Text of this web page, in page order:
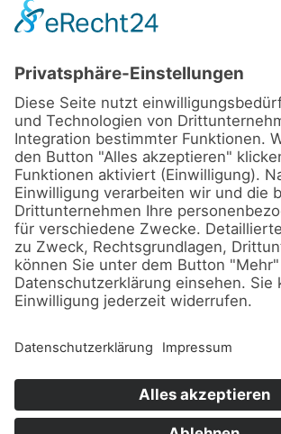
Bad Harzburg
für den guten Zweck
Astera (8) Ayrton (7) Firmen-Event
Full-Service(15)
Hannover(26)
Kling & Freitag(26)
Kundenmeinungen (12) Layher
LEDTEK (13) MAC One (4)
Sennheiser(15)